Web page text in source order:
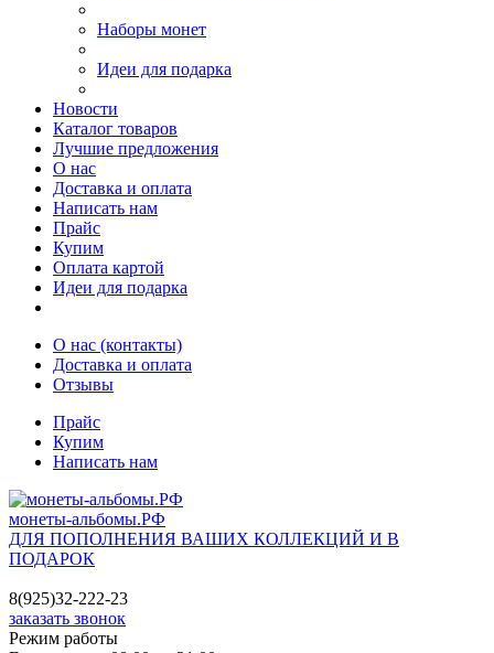
Наборы монет
Идеи для подарка
Новости
Каталог товаров
Лучшие предложения
О нас
Доставка и оплата
Написать нам
Прайс
Купим
Оплата картой
Идеи для подарка
О нас (контакты)
Доставка и оплата
Отзывы
Прайс
Купим
Написать нам
монеты-альбомы.РФ
ДЛЯ ПОПОЛНЕНИЯ ВАШИХ КОЛЛЕКЦИЙ И В
ПОДАРОК
8(925)32-222-23
заказать звонок
Режим работы